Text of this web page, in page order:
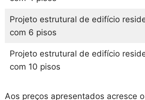
Projeto estrutural de edifício
com 6 pisos
Projeto estrutural de edifício
com 10 pisos
Aos preços apresentados acresce